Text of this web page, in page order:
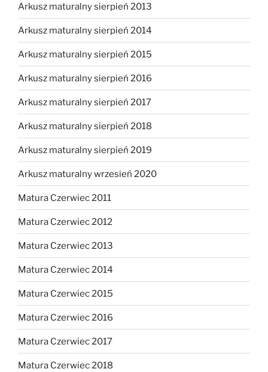
Arkusz maturalny sierpień 2013
Arkusz maturalny sierpień 2014
Arkusz maturalny sierpień 2015
Arkusz maturalny sierpień 2016
Arkusz maturalny sierpień 2017
Arkusz maturalny sierpień 2018
Arkusz maturalny sierpień 2019
Arkusz maturalny wrzesień 2020
Matura Czerwiec 2011
Matura Czerwiec 2012
Matura Czerwiec 2013
Matura Czerwiec 2014
Matura Czerwiec 2015
Matura Czerwiec 2016
Matura Czerwiec 2017
Matura Czerwiec 2018